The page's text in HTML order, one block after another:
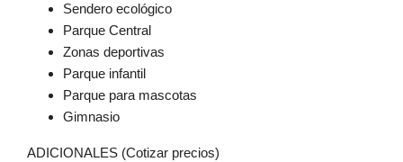
Sendero ecológico
Parque Central
Zonas deportivas
Parque infantil
Parque para mascotas
Gimnasio
ADICIONALES (Cotizar precios)